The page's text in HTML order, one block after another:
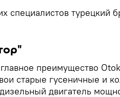
специалистов турецкий
преимущество
старые гусеничные и
двигатель